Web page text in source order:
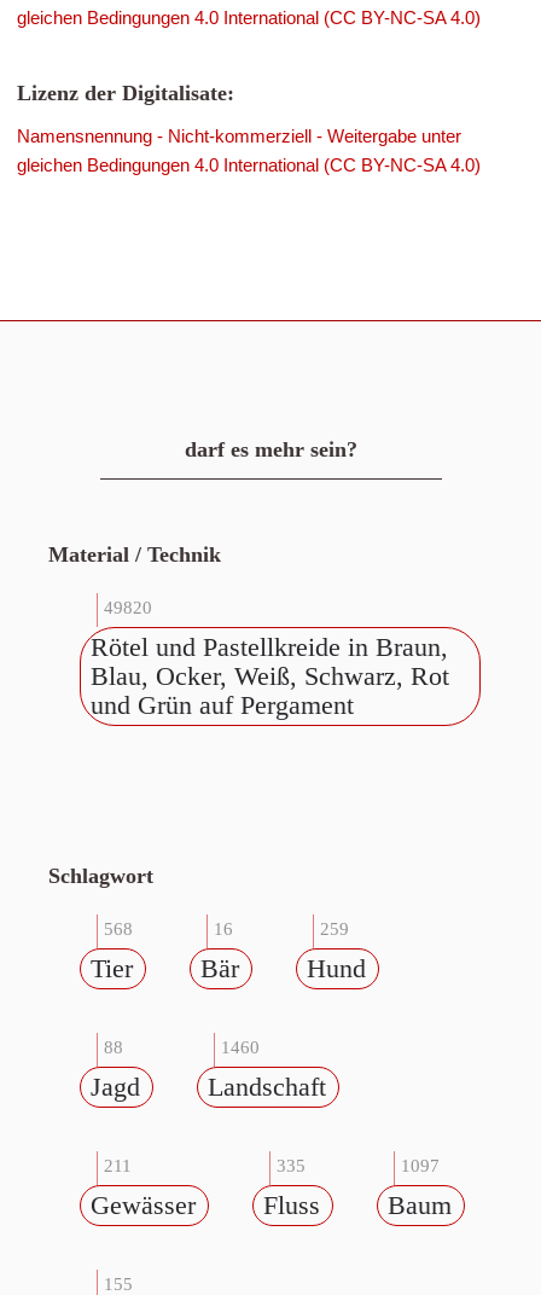
gleichen Bedingungen 4.0 International (CC BY-NC-SA 4.0)
Lizenz der Digitalisate:
Namensnennung - Nicht-kommerziell - Weitergabe unter
gleichen Bedingungen 4.0 International (CC BY-NC-SA 4.0)
darf es mehr sein?
Material / Technik
49820
Rötel und Pastellkreide in Braun,
Blau, Ocker, Weiß, Schwarz, Rot
und Grün auf Pergament
Schlagwort
568
Tier
16
Bär
259
Hund
88
Jagd
1460
Landschaft
211
Gewässer
335
Fluss
1097
Baum
155